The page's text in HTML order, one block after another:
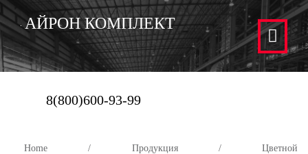
АЙРОН КОМПЛЕКТ
8(800)600-93-99
Home / Продукция/ Цветной